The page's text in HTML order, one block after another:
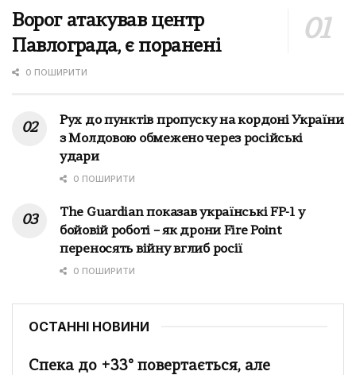
Ворог атакував центр
Павлограда, є поранені
0 ПОШИРИТИ
Рух до пунктів пропуску на кордоні України
з Молдовою обмежено через російські
удари
0 ПОШИРИТИ
The Guardian показав українські FP-1 у
бойовій роботі – як дрони Fire Point
переносять війну вглиб росії
0 ПОШИРИТИ
ОСТАННІ НОВИНИ
Спека до +33° повертається, але